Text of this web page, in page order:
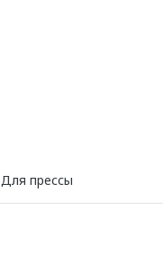
Для прессы